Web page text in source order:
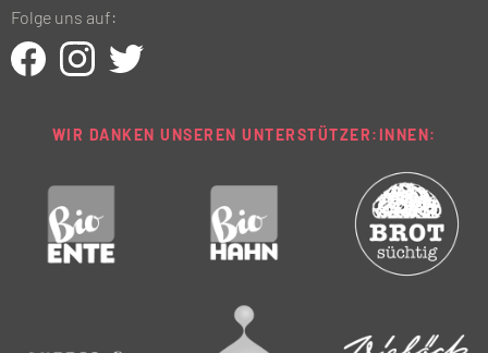
Folge uns auf:
WIR DANKEN UNSEREN UNTERSTÜTZER:INNEN: